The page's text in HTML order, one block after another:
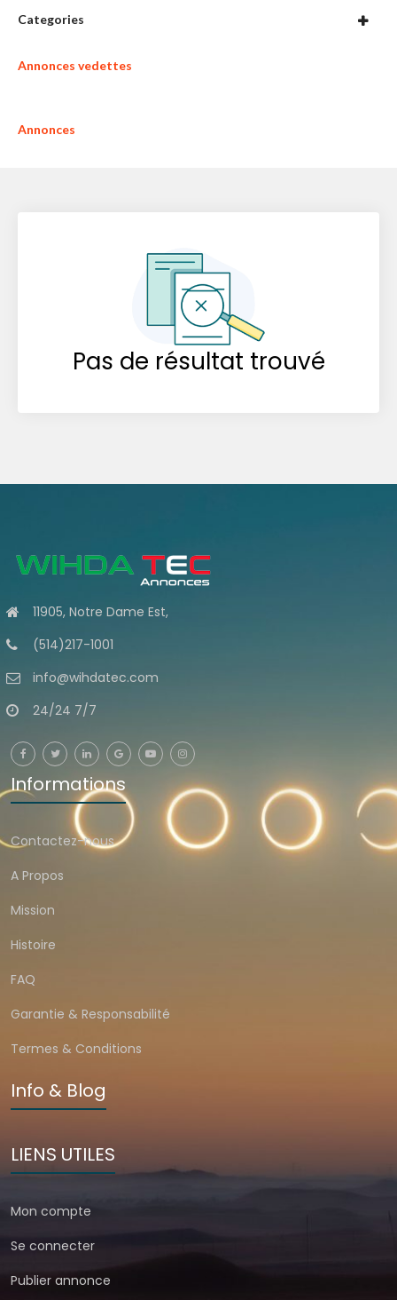
Categories
Annonces vedettes
Annonces
Pas de résultat trouvé
11905, Notre Dame Est,
(514)217-1001
info@wihdatec.com
24/24 7/7
Informations
Contactez-nous
A Propos
Mission
Histoire
FAQ
Garantie & Responsabilité
Termes & Conditions
Info & Blog
LIENS UTILES
Mon compte
Se connecter
Publier annonce